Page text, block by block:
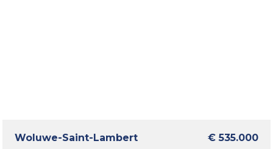
Woluwe-Saint-Lambert
€ 535.000